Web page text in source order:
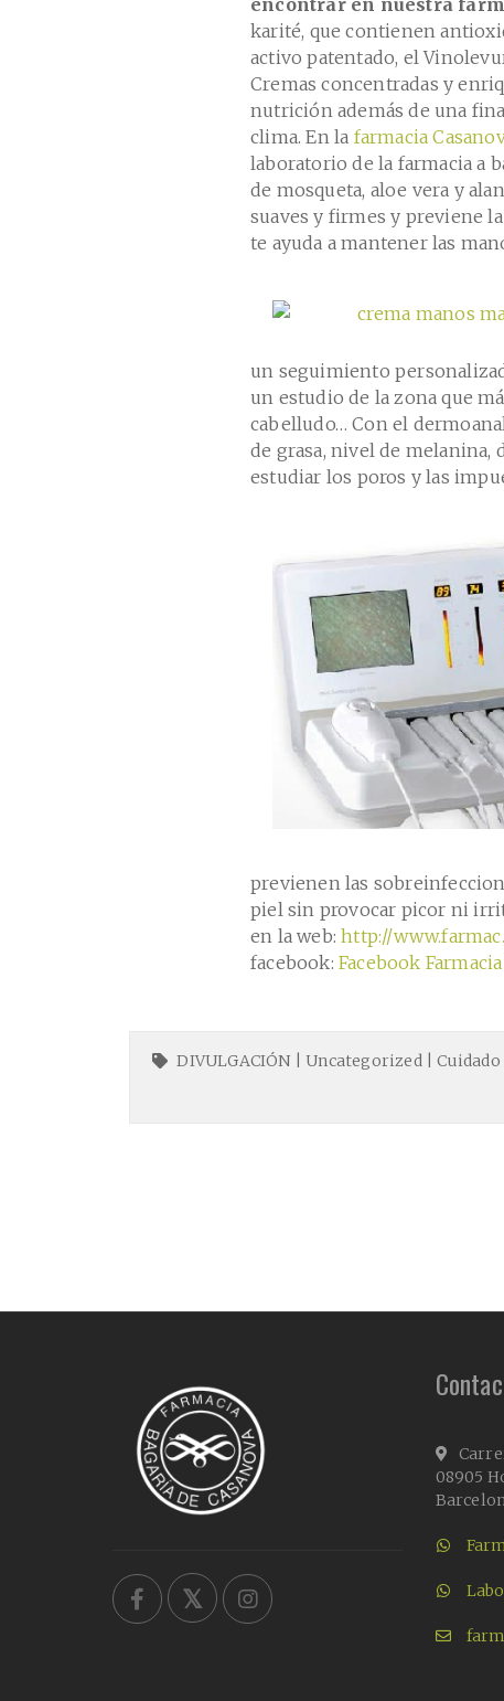
encontrar en nuestra
karité, que contienen
activo patentado, el
Cremas concentradas y
nutrición además de una
clima. En la farmacia
laboratorio de la farmacia a
de mosqueta, aloe vera y
suaves y firmes y previene
te ayuda a mantener las
un seguimiento
un estudio de la zona que
cabelludo… Con el
de grasa, nivel de melanina,
estudiar los poros y las
previenen las
piel sin provocar picor ni
en la web:http://
facebook: Facebook
DIVULGACIÓN Uncategorized|
08905